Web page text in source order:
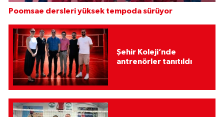
Poomsae dersleri yüksek tempoda sürüyor
Şehir Koleji’nde
antrenörler tanıtıldı